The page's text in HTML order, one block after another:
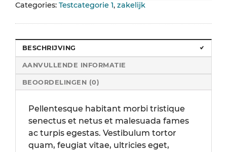
Categories: Testcategorie 1, zakelijk
BESCHRIJVING
AANVULLENDE INFORMATIE
BEOORDELINGEN (0)
Pellentesque habitant morbi tristique
senectus et netus et malesuada fames
ac turpis egestas. Vestibulum tortor
quam, feugiat vitae, ultricies eget,